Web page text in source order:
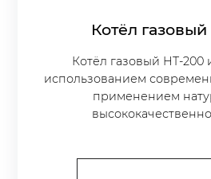
Котёл
Котёл газовый HT-200
использованием
применением